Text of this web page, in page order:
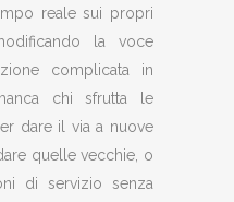
reale sui propri
la voce
complicata in
chi sfrutta le
dare il via a nuove
quelle vecchie, o
di servizio senza